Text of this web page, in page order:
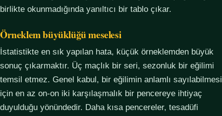
birlikte okunmadığında yanıltıcı bir tablo çıkar.
Örneklem büyüklüğü meselesi
İstatistikte en sık yapılan hata, küçük örneklemden büyük
sonuç çıkarmaktır. Üç maçlık bir seri, sezonluk bir eğilimi
temsil etmez. Genel kabul, bir eğilimin anlamlı sayılabilmesi
için en az on-on iki karşılaşmalık bir pencereye ihtiyaç
duyulduğu yönündedir. Daha kısa pencereler, tesadüfi